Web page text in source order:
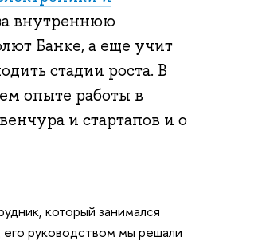
внутреннюю
Банке, а еще учит
стадии роста. В
опыте работы в
и стартапов и о
который занимался
руководством мы решали